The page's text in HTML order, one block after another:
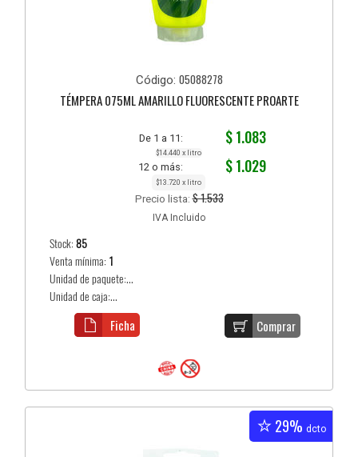
Código: 05088278
TÉMPERA 075ML AMARILLO FLUORESCENTE PROARTE
De 1 a 11: $ 1.083
$14.440 x litro
12 o más: $ 1.029
$13.720 x litro
Precio lista:$ 1.533
IVA Incluido
Stock:85
Venta mínima: 1
Unidad de paquete:...
Unidad de caja:...
Comprar
Ficha
29% dcto